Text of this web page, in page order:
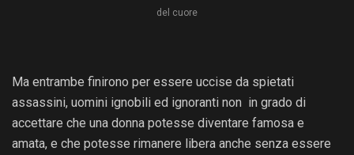
del cuore
Ma entrambe finirono per essere uccise da spietati
assassini, uomini ignobili ed ignoranti non in grado di
accettare che una donna potesse diventare famosa e
amata, e che potesse rimanere libera anche senza essere